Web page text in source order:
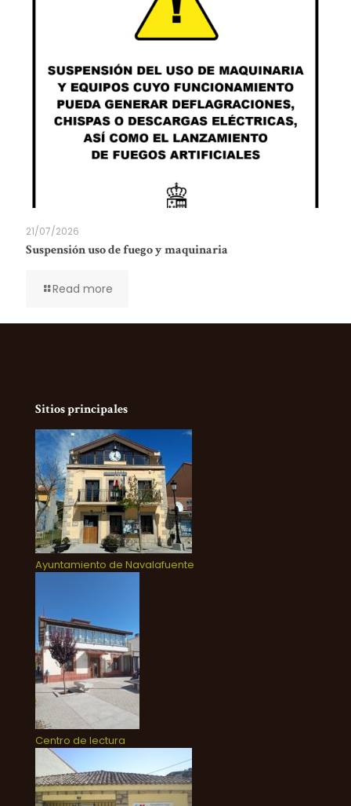
21/07/2026
Suspensión uso de fuego y maquinaria
Read more
Sitios principales
Ayuntamiento de Navalafuente
Centro de lectura